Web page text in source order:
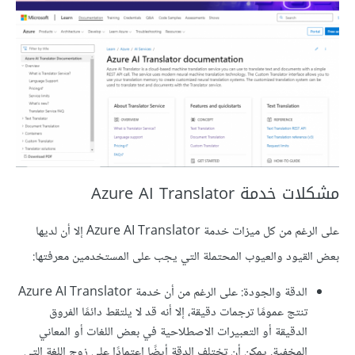
مشكلات خدمة Azure AI Translator
على الرغم من كل ميزات خدمة Azure AI Translator إلا أن لديها
بعض القيود والعيوب المحتملة التي يجب على المستخدمين معرفتها:
الدقة والجودة: على الرغم من أن خدمة Azure AI Translator
تنتج عمومًا ترجمات دقيقة، إلا أنه قد لا يلتقط دائمًا الفروق
الدقيقة أو التعبيرات الاصطلاحية في بعض اللغات أو المعاني